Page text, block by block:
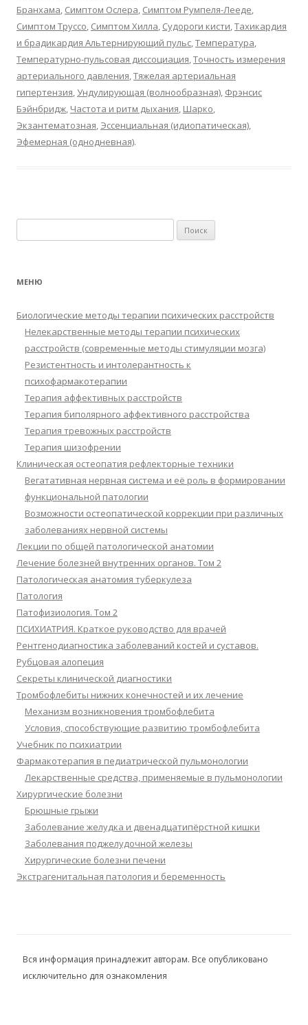
Бранхама, Симптом Ослера, Симптом Румпеля-Лееде,
Симптом Труссо, Симптом Хилла, Судороги кисти,Тахикардия
и брадикардия Альтернирующий пульс,Температура,
Температурно-пульсовая диссоциация,Точность измерения
артериального давления,Тяжелая артериальная
гипертензия,Ундулирующая (волнообразная), Фрэнсис
Бэйнбридж, Частота и ритм дыхания, Шарко,
Экзантематозная, Эссенциальная (идиопатическая),
Эфемерная (однодневная).
МЕНЮ
Биологические методы терапии психических расстройств
Нелекарственные методы терапии психических
расстройств (современные методы стимуляции мозга)
Резистентность и интолерантность к
психофармакотерапии
Терапия аффективных расстройств
Терапия биполярного аффективного расстройства
Терапия тревожных расстройств
Терапия шизофрении
Клиническая остеопатия рефлекторные техники
Вегатативная нервная система и её роль в формировании
функциональной патологии
Возможности остеопатической коррекции при различных
заболеваниях нервной системы
Лекции по общей патологической анатомии
Лечение болезней внутренних органов. Том 2
Патологическая анатомия туберкулеза
Патология
Патофизиология. Том 2
ПСИХИАТРИЯ. Краткое руководство для врачей
Рентгенодиагностика заболеваний костей и суставов.
Рубцовая алопеция
Секреты клинической диагностики
Тромбофлебиты нижних конечностей и их лечение
Механизм возникновения тромбофлебита
Условия, способствующие развитию тромбофлебита
Учебник по психиатрии
Фармакотерапия в педиатрической пульмонологии
Лекарственные средства, применяемые в пульмонологии
Хирургические болезни
Брюшные грыжи
Заболевание желудка и двенадцатипёрстной кишки
Заболевания поджелудочной железы
Хирургические болезни печени
Экстрагенитальная патология и беременность
Вся информация принадлежит авторам. Все опубликовано
исключительно для ознакомления